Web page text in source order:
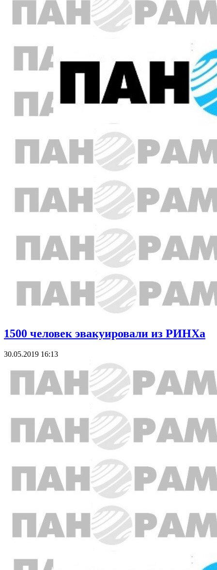
1500 человек эвакуировали из РИНХа
30.05.2019 16:13